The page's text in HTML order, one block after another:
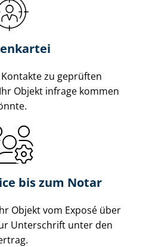
zu geprüften
Objekt infrage kommen
bis zum Notar
Objekt vom Exposé über
Unterschrift unter den